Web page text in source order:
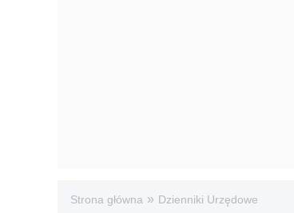
Strona główna » Dzienniki Urzędowe